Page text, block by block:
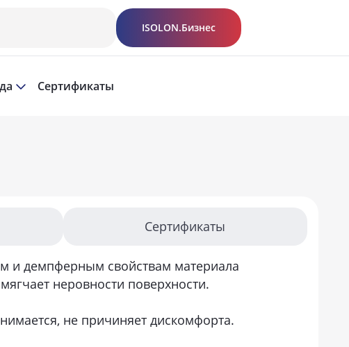
ISOLON.Бизнес
Сертификаты
Сертификаты
и демпферным свойствам материала
неровности поверхности.
не причиняет дискомфорта.